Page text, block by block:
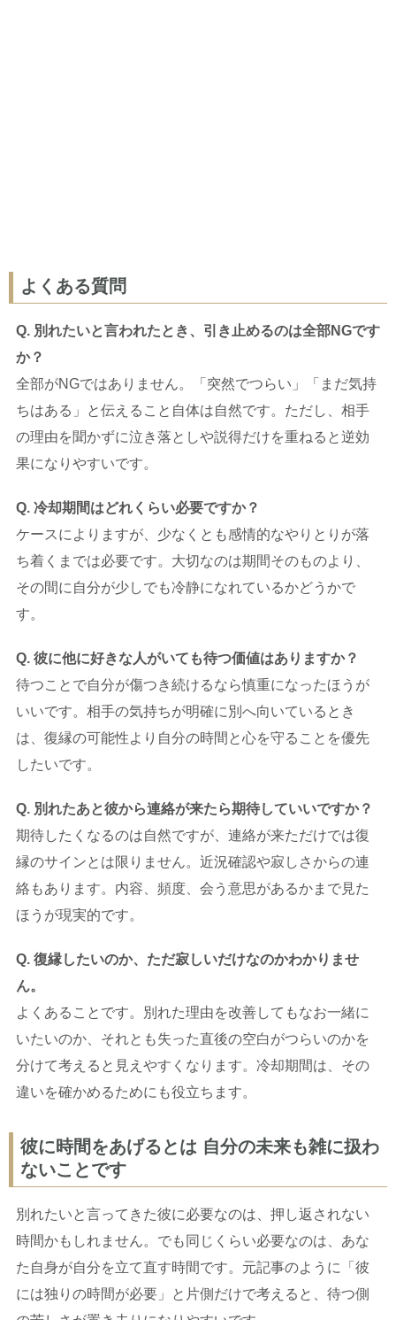
よくある質問
Q. 別れたいと言われたとき、引き止めるのは全部NGです
か？
全部がNGではありません。「突然でつらい」「まだ気持
ちはある」と伝えること自体は自然です。ただし、相手
の理由を聞かずに泣き落としや説得だけを重ねると逆効
果になりやすいです。
Q. 冷却期間はどれくらい必要ですか？
ケースによりますが、少なくとも感情的なやりとりが落
ち着くまでは必要です。大切なのは期間そのものより、
その間に自分が少しでも冷静になれているかどうかで
す。
Q. 彼に他に好きな人がいても待つ価値はありますか？
待つことで自分が傷つき続けるなら慎重になったほうが
いいです。相手の気持ちが明確に別へ向いているとき
は、復縁の可能性より自分の時間と心を守ることを優先
したいです。
Q. 別れたあと彼から連絡が来たら期待していいですか？
期待したくなるのは自然ですが、連絡が来ただけでは復
縁のサインとは限りません。近況確認や寂しさからの連
絡もあります。内容、頻度、会う意思があるかまで見た
ほうが現実的です。
Q. 復縁したいのか、ただ寂しいだけなのかわかりませ
ん。
よくあることです。別れた理由を改善してもなお一緒に
いたいのか、それとも失った直後の空白がつらいのかを
分けて考えると見えやすくなります。冷却期間は、その
違いを確かめるためにも役立ちます。
彼に時間をあげるとは 自分の未来も雑に扱わ
ないことです
別れたいと言ってきた彼に必要なのは、押し返されない
時間かもしれません。でも同じくらい必要なのは、あな
た自身が自分を立て直す時間です。元記事のように「彼
には独りの時間が必要」と片側だけで考えると、待つ側